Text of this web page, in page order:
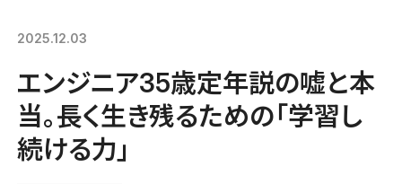
2025.12.03
エンジニア35歳定年説の嘘と本
当。長く生き残るための「学習し
続ける力」